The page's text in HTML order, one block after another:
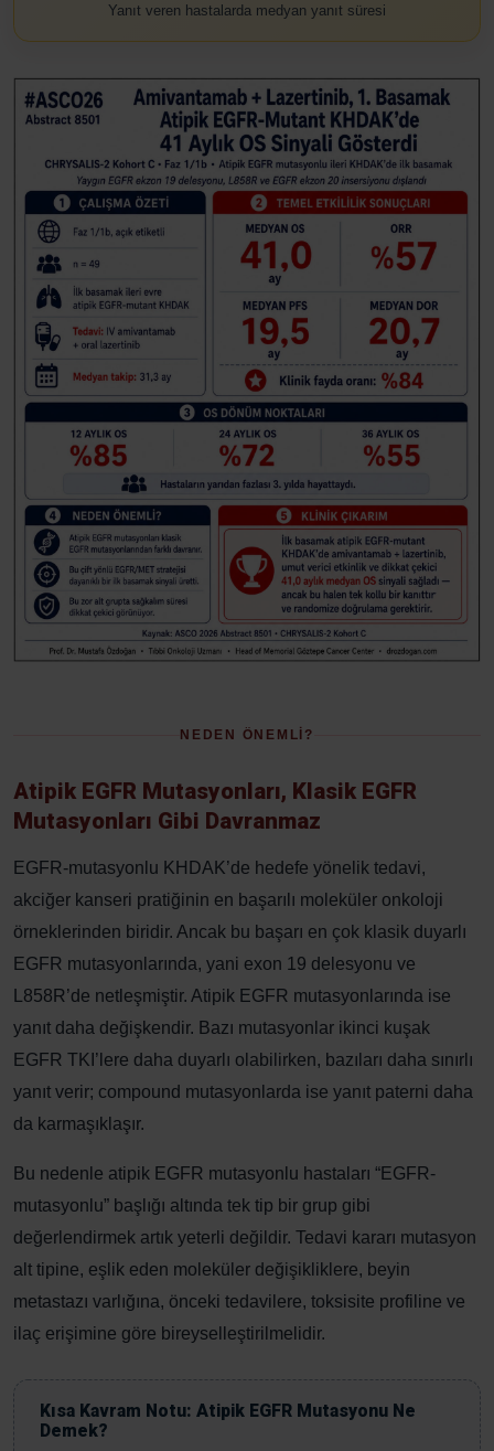
Yanıt veren hastalarda medyan yanıt süresi
NEDEN ÖNEMLİ?
Atipik EGFR Mutasyonları, Klasik EGFR
Mutasyonları Gibi Davranmaz
EGFR-mutasyonlu KHDAK’de hedefe yönelik tedavi,
akciğer kanseri pratiğinin en başarılı moleküler onkoloji
örneklerinden biridir. Ancak bu başarı en çok klasik duyarlı
EGFR mutasyonlarında, yani exon 19 delesyonu ve
L858R’de netleşmiştir. Atipik EGFR mutasyonlarında ise
yanıt daha değişkendir. Bazı mutasyonlar ikinci kuşak
EGFR TKI’lere daha duyarlı olabilirken, bazıları daha sınırlı
yanıt verir; compound mutasyonlarda ise yanıt paterni daha
da karmaşıklaşır.
Bu nedenle atipik EGFR mutasyonlu hastaları “EGFR-
mutasyonlu” başlığı altında tek tip bir grup gibi
değerlendirmek artık yeterli değildir. Tedavi kararı mutasyon
alt tipine, eşlik eden moleküler değişikliklere, beyin
metastazı varlığına, önceki tedavilere, toksisite profiline ve
ilaç erişimine göre bireyselleştirilmelidir.
Kısa Kavram Notu: Atipik EGFR Mutasyonu Ne
Demek?